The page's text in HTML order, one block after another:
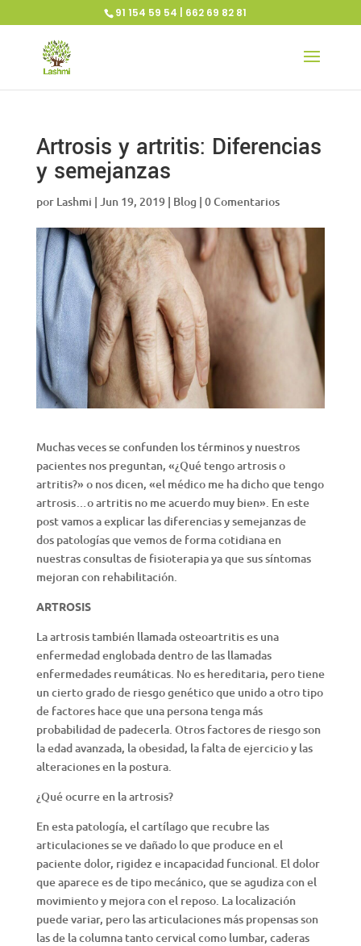
91 154 59 54 | 662 69 82 81
Artrosis y artritis: Diferencias
y semejanzas
por Lashmi | Jun 19, 2019| Blog | 0 Comentarios
Muchas veces se confunden los términos y nuestros
pacientes nos preguntan, «¿Qué tengo artrosis o
artritis?» o nos dicen, «el médico me ha dicho que tengo
artrosis…o artritis no me acuerdo muy bien». En este
post vamos a explicar las diferencias y semejanzas de
dos patologías que vemos de forma cotidiana en
nuestras consultas de fisioterapia ya que sus síntomas
mejoran con rehabilitación.
ARTROSIS
La artrosis también llamada osteoartritis es una
enfermedad englobada dentro de las llamadas
enfermedades reumáticas. No es hereditaria, pero tiene
un cierto grado de riesgo genético que unido a otro tipo
de factores hace que una persona tenga más
probabilidad de padecerla. Otros factores de riesgo son
la edad avanzada, la obesidad, la falta de ejercicio y las
alteraciones en la postura.
¿Qué ocurre en la artrosis?
En esta patología, el cartílago que recubre las
articulaciones se ve dañado lo que produce en el
paciente dolor, rigidez e incapacidad funcional. El dolor
que aparece es de tipo mecánico, que se agudiza con el
movimiento y mejora con el reposo. La localización
puede variar, pero las articulaciones más propensas son
las de la columna tanto cervical como lumbar, caderas